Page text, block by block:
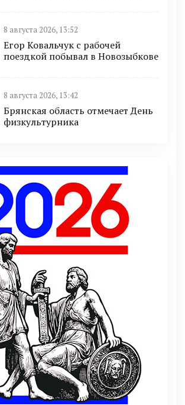
8 августа 2026, 13:52
Егор Ковальчук с рабочей
поездкой побывал в Новозыбкове
8 августа 2026, 13:42
Брянская область отмечает День
физкультурника